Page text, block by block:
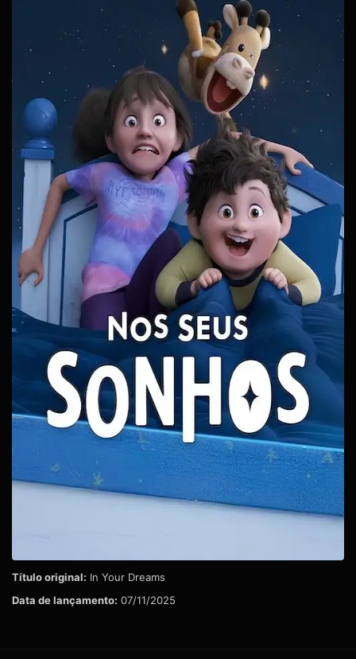
Título original: In Your Dreams
Data de lançamento: 07/11/2025